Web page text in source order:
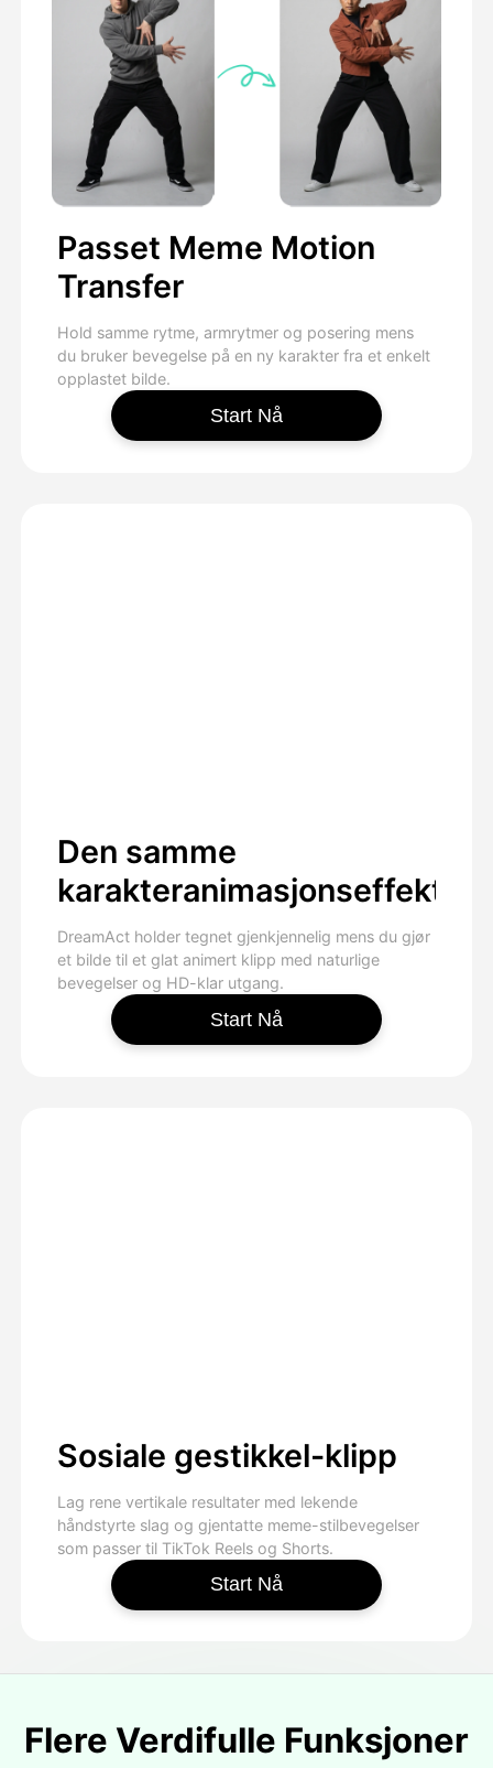
Passet Meme Motion
Transfer
Hold samme rytme, armrytmer og posering mens
du bruker bevegelse på en ny karakter fra et enkelt
opplastet bilde.
Start Nå
Den samme
karakteranimasjonseffekten
DreamAct holder tegnet gjenkjennelig mens du gjør
et bilde til et glat animert klipp med naturlige
bevegelser og HD-klar utgang.
Start Nå
Sosiale gestikkel-klipp
Lag rene vertikale resultater med lekende
håndstyrte slag og gjentatte meme-stilbevegelser
som passer til TikTok Reels og Shorts.
Start Nå
Flere Verdifulle Funksjoner